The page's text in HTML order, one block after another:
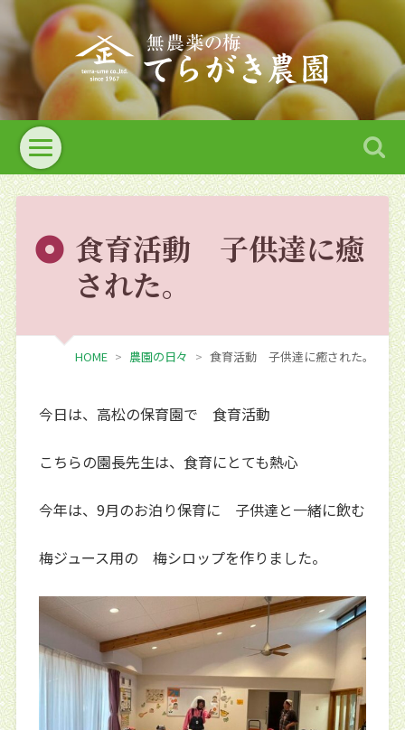
食育活動 子供達に癒
された。
HOME 農園の日々 食育活動 子供達に癒された。
今日は、高松の保育園で 食育活動
こちらの園長先生は、食育にとても熱心
今年は、9月のお泊り保育に 子供達と一緒に飲む
梅ジュース用の 梅シロップを作りました。